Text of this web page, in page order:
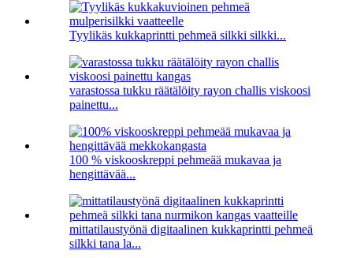
Tyylikäs kukkaprintti pehmeä silkki silkki...
varastossa tukku räätälöity rayon challis viskoosi
painettu...
100 % viskooskreppi pehmeää mukavaa ja
hengittävää...
mittatilaustyönä digitaalinen kukkaprintti pehmeä
silkki tana la...